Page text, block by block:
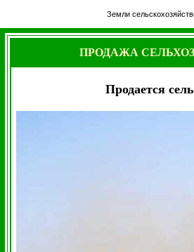
Земли
ПРОДАЖА
Продается